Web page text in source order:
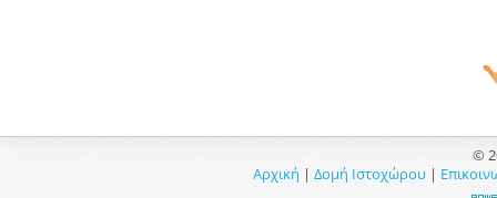
©
Αρχική | Δομή Ιστοχώρου |